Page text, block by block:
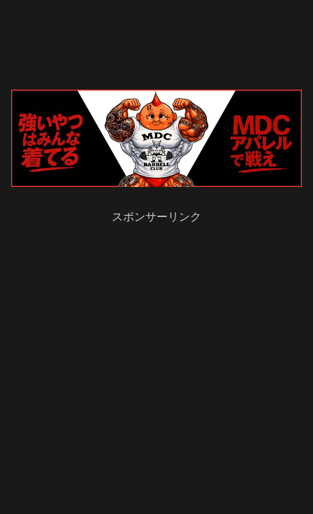
スポンサーリンク